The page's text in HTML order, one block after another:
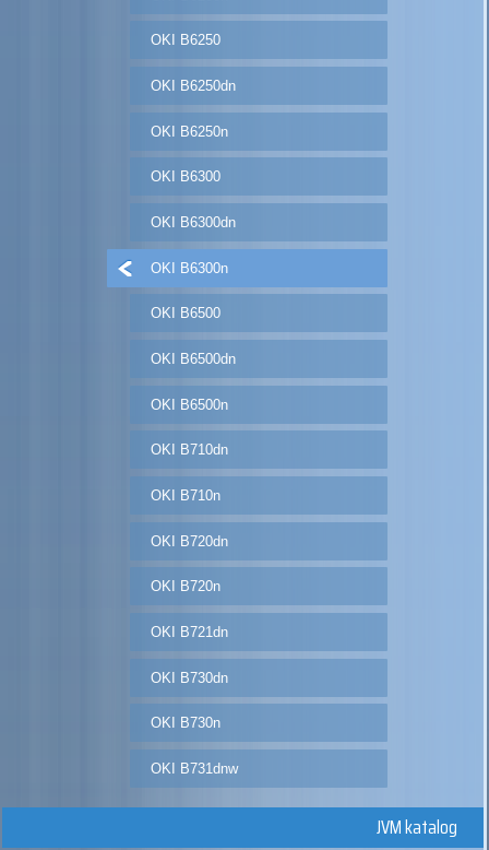
OKI B6250
OKI B6250dn
OKI B6250n
OKI B6300
OKI B6300dn
OKI B6300n
OKI B6500
OKI B6500dn
OKI B6500n
OKI B710dn
OKI B710n
OKI B720dn
OKI B720n
OKI B721dn
OKI B730dn
OKI B730n
OKI B731dnw
JVM katalog